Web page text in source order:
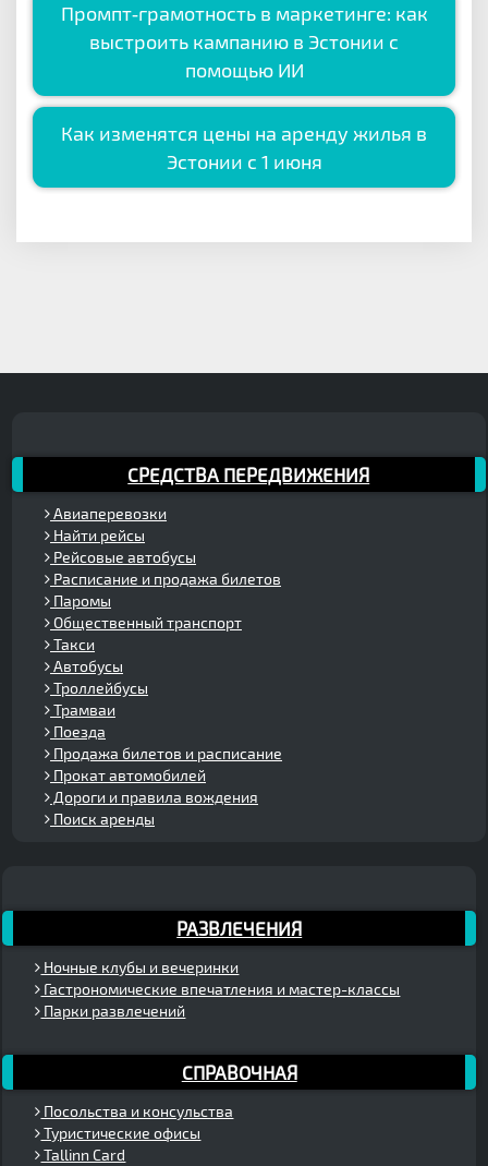
Промпт‑грамотность в маркетинге: как
выстроить кампанию в Эстонии с
помощью ИИ
Как изменятся цены на аренду жилья в
Эстонии с 1 июня
СРЕДСТВА ПЕРЕДВИЖЕНИЯ
Авиаперевозки
Найти рейсы
Рейсовые автобусы
Расписание и продажа билетов
Паромы
Общественный транспорт
Такси
Автобусы
Троллейбусы
Трамваи
Поезда
Продажа билетов и расписание
Прокат автомобилей
Дороги и правила вождения
Поиск аренды
РАЗВЛЕЧЕНИЯ
Ночные клубы и вечеринки
Гастрономические впечатления и мастер-классы
Парки развлечений
СПРАВОЧНАЯ
Посольства и консульства
Туристические офисы
Tallinn Card